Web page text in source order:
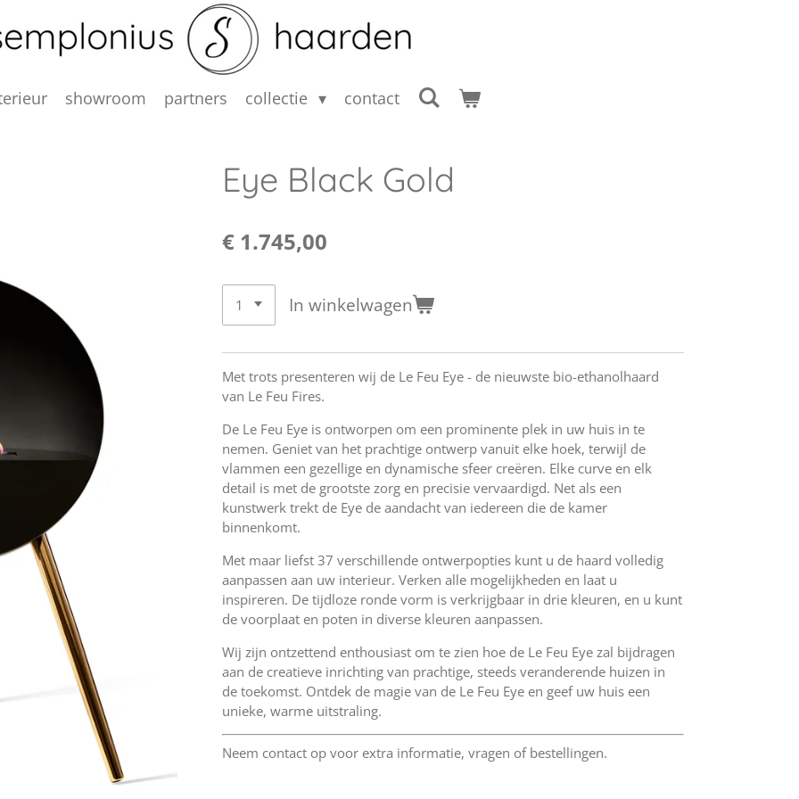
showroom partners collectie contact
Eye Black Gold
€ 1.745,00
In winkelwagen
Met trots presenteren wij de Le Feu Eye - de nieuwste bio-ethanolhaard
van Le Feu Fires.
De Le Feu Eye is ontworpen om een prominente plek in uw huis in te
nemen. Geniet van het prachtige ontwerp vanuit elke hoek, terwijl de
vlammen een gezellige en dynamische sfeer creëren. Elke curve en elk
detail is met de grootste zorg en precisie vervaardigd. Net als een
kunstwerk trekt de Eye de aandacht van iedereen die de kamer
binnenkomt.
Met maar liefst 37 verschillende ontwerpopties kunt u de haard volledig
aanpassen aan uw interieur. Verken alle mogelijkheden en laat u
inspireren. De tijdloze ronde vorm is verkrijgbaar in drie kleuren, en u kunt
de voorplaat en poten in diverse kleuren aanpassen.
Wij zijn ontzettend enthousiast om te zien hoe de Le Feu Eye zal bijdragen
aan de creatieve inrichting van prachtige, steeds veranderende huizen in
de toekomst. Ontdek de magie van de Le Feu Eye en geef uw huis een
unieke, warme uitstraling.
Neem contact op voor extra informatie, vragen of bestellingen.